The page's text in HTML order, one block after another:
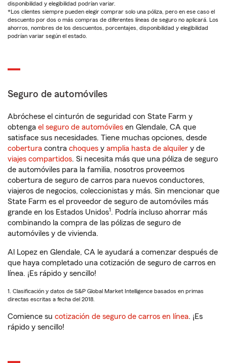
disponibilidad y elegibilidad podrían variar.
*Los clientes siempre pueden elegir comprar solo una póliza, pero en ese caso el
descuento por dos o más compras de diferentes líneas de seguro no aplicará. Los
ahorros, nombres de los descuentos, porcentajes, disponibilidad y elegibilidad
podrían variar según el estado.
Seguro de automóviles
Abróchese el cinturón de seguridad con State Farm y
obtenga el seguro de automóviles en Glendale, CA que
satisface sus necesidades. Tiene muchas opciones, desde
cobertura contra choques y amplia hasta de alquiler y de
viajes compartidos. Si necesita más que una póliza de seguro
de automóviles para la familia, nosotros proveemos
cobertura de seguro de carros para nuevos conductores,
viajeros de negocios, coleccionistas y más. Sin mencionar que
State Farm es el proveedor de seguro de automóviles más
grande en los Estados Unidos1. Podría incluso ahorrar más
combinando la compra de las pólizas de seguro de
automóviles y de vivienda.
Al Lopez en Glendale, CA le ayudará a comenzar después de
que haya completado una cotización de seguro de carros en
línea. ¡Es rápido y sencillo!
1. Clasificación y datos de S&P Global Market Intelligence basados en primas
directas escritas a fecha del 2018.
Comience su cotización de seguro de carros en línea. ¡Es
rápido y sencillo!